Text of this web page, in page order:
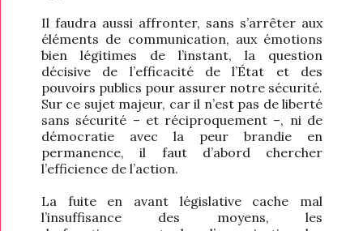
Il faudra aussi affronter, sans s’arrêter aux
éléments de communication, aux émotions
bien légitimes de l’instant, la question
décisive de l’efficacité de l’État et des
pouvoirs publics pour assurer notre sécurité.
Sur ce sujet majeur, car il n’est pas de liberté
sans sécurité – et réciproquement –, ni de
démocratie avec la peur brandie en
permanence, il faut d’abord chercher
l’efficience de l’action.
La fuite en avant législative cache mal
l’insuffisance des moyens, les